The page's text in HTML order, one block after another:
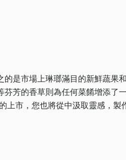
是市場上琳瑯滿目的新鮮蔬果
芳的香草則為任何菜餚增添了一
上市，您也將從中汲取靈感，製